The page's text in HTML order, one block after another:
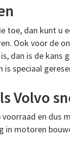
toe, dan kunt
Ook voor de
dan is de
speciaal
Volvo
en dus
in motoren